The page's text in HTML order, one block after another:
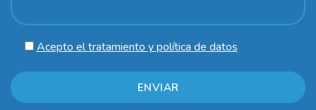
Acepto el tratamiento y política de datos